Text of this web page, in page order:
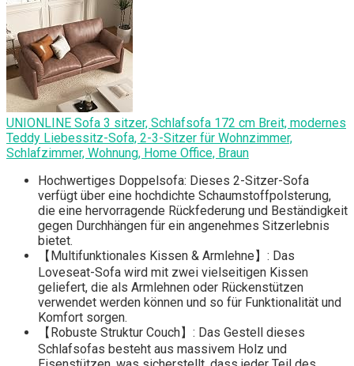
UNIONLINE Sofa 3 sitzer, Schlafsofa 172 cm Breit, modernes
Teddy Liebessitz-Sofa, 2-3-Sitzer für Wohnzimmer,
Schlafzimmer, Wohnung, Home Office, Braun
Hochwertiges Doppelsofa: Dieses 2-Sitzer-Sofa
verfügt über eine hochdichte Schaumstoffpolsterung,
die eine hervorragende Rückfederung und Beständigkeit
gegen Durchhängen für ein angenehmes Sitzerlebnis
bietet.
【Multifunktionales Kissen & Armlehne】: Das
Loveseat-Sofa wird mit zwei vielseitigen Kissen
geliefert, die als Armlehnen oder Rückenstützen
verwendet werden können und so für Funktionalität und
Komfort sorgen.
【Robuste Struktur Couch】: Das Gestell dieses
Schlafsofas besteht aus massivem Holz und